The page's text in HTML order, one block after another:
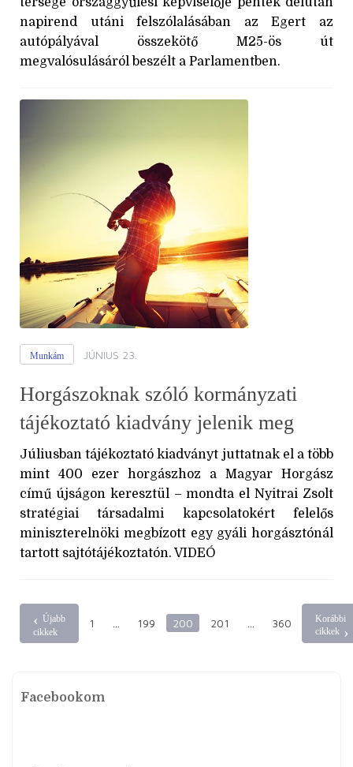
napirend utáni felszólalásában az Egert az
autópályával összekötő M25-ös út
megvalósulásáról beszélt a Parlamentben.
Munkám JÚNIUS 23.
Horgászoknak szóló kormányzati
tájékoztató kiadvány jelenik meg
Júliusban tájékoztató kiadványt juttatnak el a több
mint 400 ezer horgászhoz a Magyar Horgász
című újságon keresztül – mondta el Nyitrai Zsolt
stratégiai társadalmi kapcsolatokért felelős
miniszterelnöki megbízott egy gyáli horgásztónál
tartott sajtótájékoztatón. VIDEÓ
Újabb
cikkek
1 … 199 200 201 … 360
Korábbi
cikkek
Facebookom